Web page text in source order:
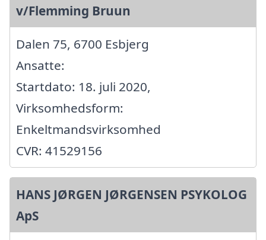
v/Flemming Bruun
Dalen 75, 6700 Esbjerg
Ansatte:
Startdato: 18. juli 2020,
Virksomhedsform:
Enkeltmandsvirksomhed
CVR: 41529156
HANS JØRGEN JØRGENSEN PSYKOLOG
ApS